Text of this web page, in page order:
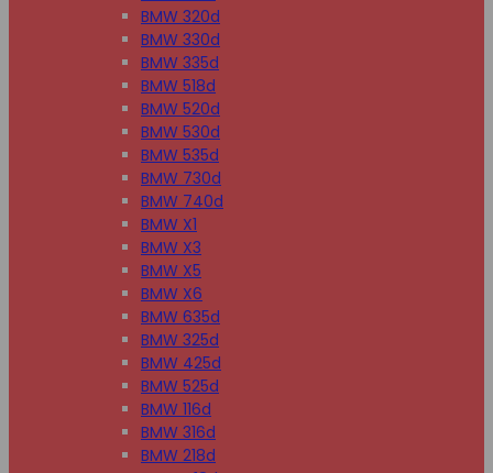
BMW 320d
BMW 330d
BMW 335d
BMW 518d
BMW 520d
BMW 530d
BMW 535d
BMW 730d
BMW 740d
BMW X1
BMW X3
BMW X5
BMW X6
BMW 635d
BMW 325d
BMW 425d
BMW 525d
BMW 116d
BMW 316d
BMW 218d